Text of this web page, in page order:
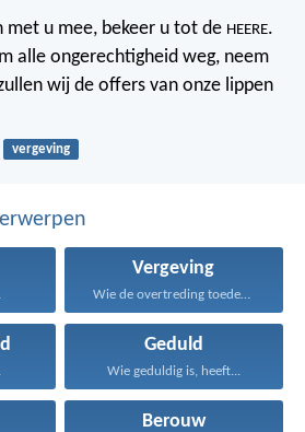
met u mee, bekeer u tot de HEERE.
alle ongerechtigheid weg, neem
wij de offers van onze lippen
vergeving
Vergeving
Wie de overtreding toedekt...
Geduld
Wie geduldig is, heeft...
Berouw